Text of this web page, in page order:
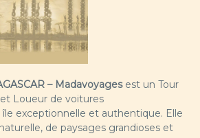
– Madavoyagesest un Tour
Loueur de voitures
île exceptionnelle et authentique. Elle
de paysages grandioses et